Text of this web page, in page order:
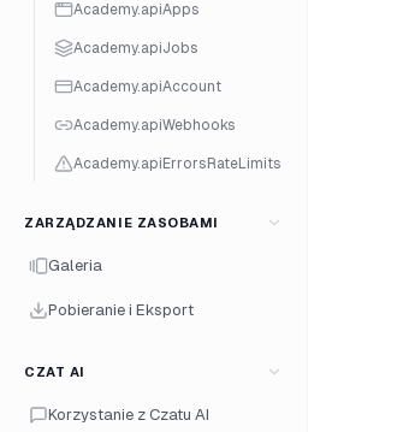
Academy.apiApps
Academy.apiJobs
Academy.apiAccount
Academy.apiWebhooks
Academy.apiErrorsRateLimits
ZARZĄDZANIE ZASOBAMI
Galeria
Pobieranie i Eksport
CZAT AI
Korzystanie z Czatu AI